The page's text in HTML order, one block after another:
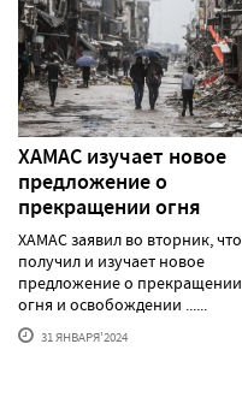
ХАМАС изучает новое
предложение о
прекращении огня
ХАМАС заявил во вторник, что
получил и изучает новое
предложение о прекращении
огня и освобождении ......
31 ЯНВАРЯ'2024